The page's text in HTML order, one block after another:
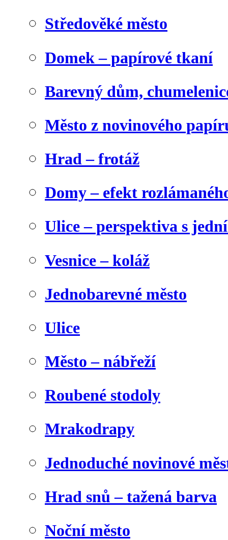
Středověké město
Domek – papírové tkaní
Barevný dům,
Město z novinového
Hrad – frotáž
Domy – efekt
Ulice – perspektiva s
Vesnice – koláž
Jednobarevné město
Ulice
Město – nábřeží
Roubené stodoly
Mrakodrapy
Jednoduché novinové
Hrad snů – tažená barva
Noční město